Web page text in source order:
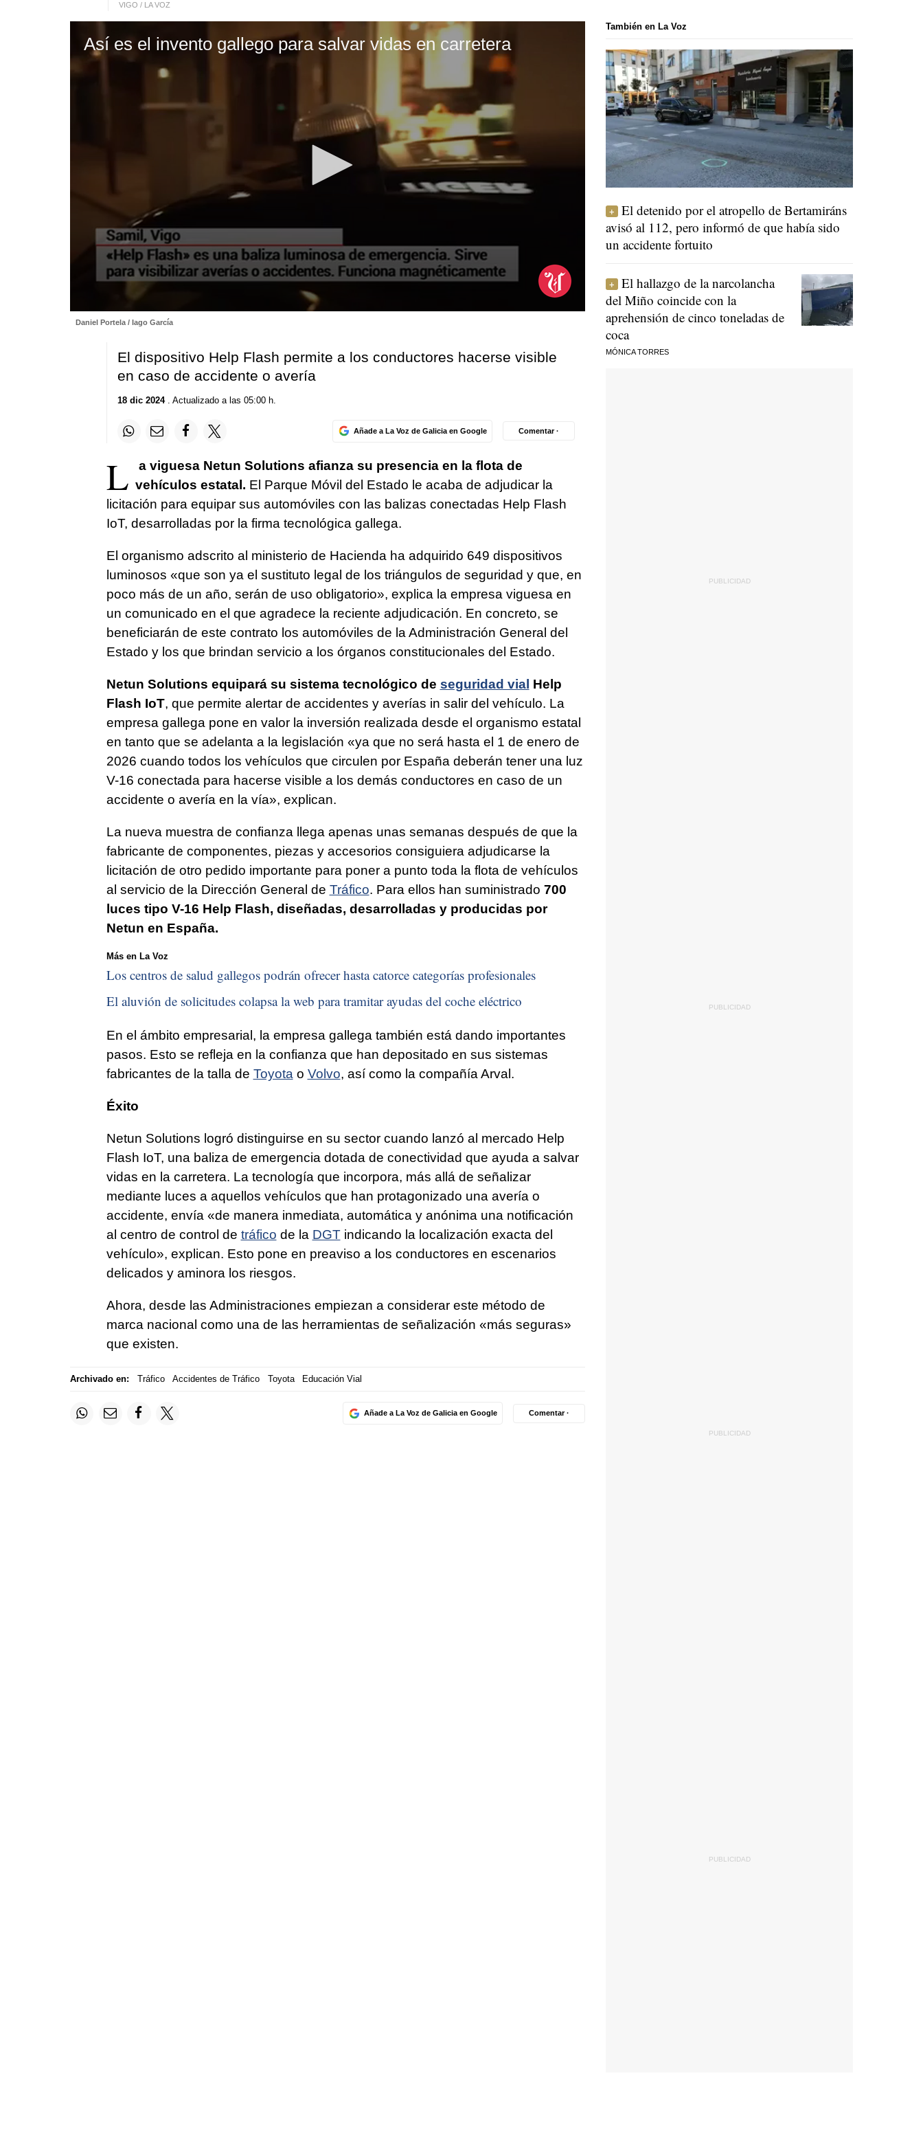
VIGO / LA VOZ
Así es el invento gallego para salvar vidas en carretera
seconds
Volume
Daniel Portela / Iago García
El dispositivo Help Flash permite a los conductores hacerse visible
en caso de accidente o avería
18 dic 2024. Actualizado a las 05:00 h.
Añade a La Voz de Galicia en Google Comentar ·
L
a viguesa Netun Solutions afianza su presencia en la flota de
vehículos estatal. El Parque Móvil del Estado le acaba de adjudicar la
licitación para equipar sus automóviles con las balizas conectadas Help Flash
IoT, desarrolladas por la firma tecnológica gallega.
El organismo adscrito al ministerio de Hacienda ha adquirido 649 dispositivos
luminosos «que son ya el sustituto legal de los triángulos de seguridad y que, en
poco más de un año, serán de uso obligatorio», explica la empresa viguesa en
un comunicado en el que agradece la reciente adjudicación. En concreto, se
beneficiarán de este contrato los automóviles de la Administración General del
Estado y los que brindan servicio a los órganos constitucionales del Estado.
Netun Solutions equipará su sistema tecnológico de seguridad vial Help
Flash IoT, que permite alertar de accidentes y averías in salir del vehículo. La
empresa gallega pone en valor la inversión realizada desde el organismo estatal
en tanto que se adelanta a la legislación «ya que no será hasta el 1 de enero de
2026 cuando todos los vehículos que circulen por España deberán tener una luz
V-16 conectada para hacerse visible a los demás conductores en caso de un
accidente o avería en la vía», explican.
La nueva muestra de confianza llega apenas unas semanas después de que la
fabricante de componentes, piezas y accesorios consiguiera adjudicarse la
licitación de otro pedido importante para poner a punto toda la flota de vehículos
al servicio de la Dirección General de Tráfico. Para ellos han suministrado 700
luces tipo V-16 Help Flash, diseñadas, desarrolladas y producidas por
Netun en España.
Más en La Voz
Los centros de salud gallegos podrán ofrecer hasta catorce categorías profesionales
El aluvión de solicitudes colapsa la web para tramitar ayudas del coche eléctrico
En el ámbito empresarial, la empresa gallega también está dando importantes
pasos. Esto se refleja en la confianza que han depositado en sus sistemas
fabricantes de la talla de Toyota o Volvo, así como la compañía Arval.
Éxito
Netun Solutions logró distinguirse en su sector cuando lanzó al mercado Help
Flash IoT, una baliza de emergencia dotada de conectividad que ayuda a salvar
vidas en la carretera. La tecnología que incorpora, más allá de señalizar
mediante luces a aquellos vehículos que han protagonizado una avería o
accidente, envía «de manera inmediata, automática y anónima una notificación
al centro de control de tráfico de la DGTindicando la localización exacta del
vehículo», explican. Esto pone en preaviso a los conductores en escenarios
delicados y aminora los riesgos.
Ahora, desde las Administraciones empiezan a considerar este método de
marca nacional como una de las herramientas de señalización «más seguras»
que existen.
Archivado en: Tráfico Accidentes de Tráfico Toyota Educación Vial
Añade a La Voz de Galicia en Google Comentar ·
También en La Voz
El detenido por el atropello de Bertamiráns
avisó al 112, pero informó de que había sido
un accidente fortuito
El hallazgo de la narcolancha
del Miño coincide con la
aprehensión de cinco toneladas de
coca
MÓNICA TORRES